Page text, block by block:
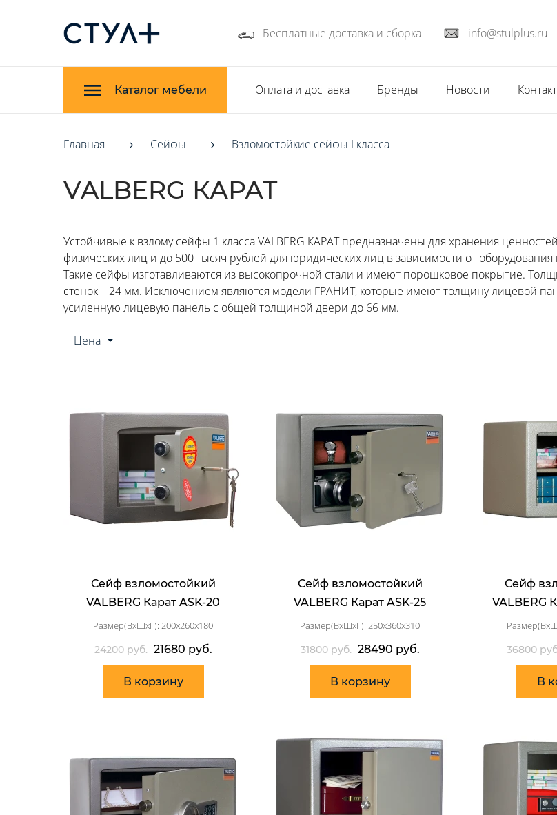
Бесплатные доставка и сборка info@stulplus.ru
Каталог мебели Оплата и доставка Бренды Новости
Главная Сейфы Взломостойкие сейфы I класса
VALBERG КАРАТ
Устойчивые к взлому сейфы 1 класса VALBERG КАРАТ предназначены для хранения
физических лиц и до 500 тысяч рублей для юридических лиц в зависимости от
Такие сейфы изготавливаются из высокопрочной стали и имеют порошковое покрытие.
стенок – 24 мм. Исключением являются модели ГРАНИТ, которые имеют толщину лицевой
усиленную лицевую панель с общей толщиной двери до 66 мм.
Цена
Сейф взломостойкий
VALBERG Карат ASK-20
Размер(ВхШхГ): 200x260x180
24200 руб. 21680 руб.
В корзину
Сейф взломостойкий
VALBERG Карат ASK-25
Размер(ВхШхГ): 250x360x310
31800 руб. 28490 руб.
В корзину
Сейф
VALBERG
36800
В